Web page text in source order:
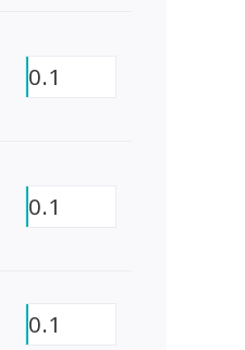
0.1
0.1
0.1